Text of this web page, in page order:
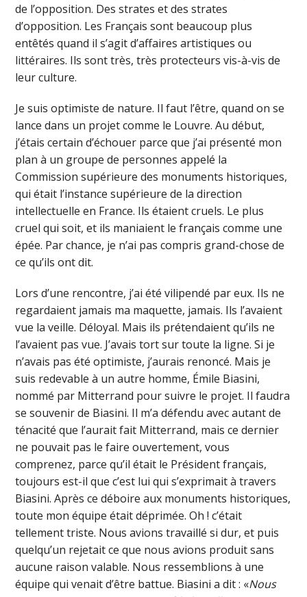
de l’opposition. Des strates et des strates
d’opposition. Les Français sont beaucoup plus
entêtés quand il s’agit d’affaires artistiques ou
littéraires. Ils sont très, très protecteurs vis-à-vis de
leur culture.
Je suis optimiste de nature. Il faut l’être, quand on se
lance dans un projet comme le Louvre. Au début,
j’étais certain d’échouer parce que j’ai présenté mon
plan à un groupe de personnes appelé la
Commission supérieure des monuments historiques,
qui était l’instance supérieure de la direction
intellectuelle en France. Ils étaient cruels. Le plus
cruel qui soit, et ils maniaient le français comme une
épée. Par chance, je n’ai pas compris grand-chose de
ce qu’ils ont dit.
Lors d’une rencontre, j’ai été vilipendé par eux. Ils ne
regardaient jamais ma maquette, jamais. Ils l’avaient
vue la veille. Déloyal. Mais ils prétendaient qu’ils ne
l’avaient pas vue. J’avais tort sur toute la ligne. Si je
n’avais pas été optimiste, j’aurais renoncé. Mais je
suis redevable à un autre homme, Émile Biasini,
nommé par Mitterrand pour suivre le projet. Il faudra
se souvenir de Biasini. Il m’a défendu avec autant de
ténacité que l’aurait fait Mitterrand, mais ce dernier
ne pouvait pas le faire ouvertement, vous
comprenez, parce qu’il était le Président français,
toujours est-il que c’est lui qui s’exprimait à travers
Biasini. Après ce déboire aux monuments historiques,
toute mon équipe était déprimée. Oh ! c’était
tellement triste. Nous avions travaillé si dur, et puis
quelqu’un rejetait ce que nous avions produit sans
aucune raison valable. Nous ressemblions à une
équipe qui venait d’être battue. Biasini a dit : «Nous